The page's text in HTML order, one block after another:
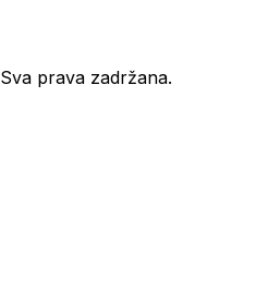
Sva prava zadržana.